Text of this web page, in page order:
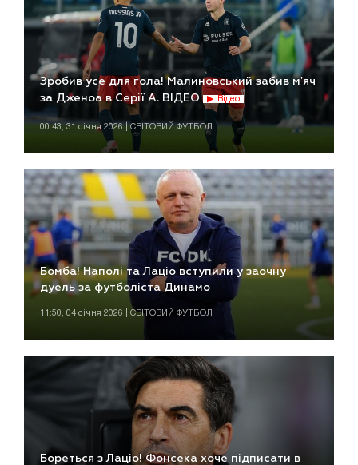
Зробив усе для гола! Малиновський забив мʼяч
за Дженоа в Серії А. ВІДЕО
Відео
00:43, 31 січня 2026 | СВІТОВИЙ ФУТБОЛ
Бомба! Наполі та Лаціо вступили у заочну
дуель за футболіста Динамо
11:50, 04 січня 2026 | СВІТОВИЙ ФУТБОЛ
Бореться з Лаціо! Фонсека хоче підписати в